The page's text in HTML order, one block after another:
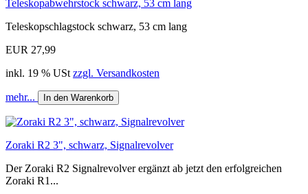
Teleskopabwehrstock schwarz, 53 cm lang
Teleskopschlagstock schwarz, 53 cm lang
EUR 27,99
inkl. 19 % USt zzgl. Versandkosten
mehr... In den Warenkorb
Zoraki R2 3", schwarz, Signalrevolver
Der Zoraki R2 Signalrevolver ergänzt ab jetzt den erfolgreichen
Zoraki R1...